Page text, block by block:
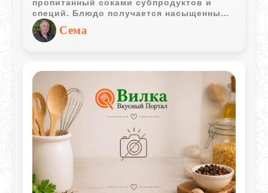
пропитанный соками субпродуктов и
специй. Блюдо получается насыщенным,
рассыпчатым и очень характерным для
бухарской кухни.
Сема